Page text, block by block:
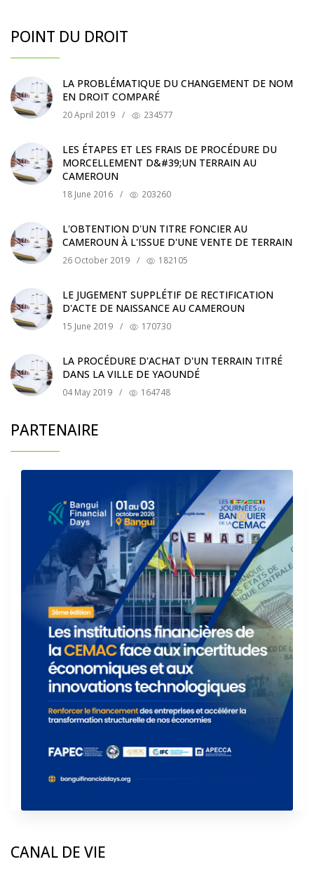
POINT DU DROIT
LA PROBLÉMATIQUE DU CHANGEMENT DE NOM
EN DROIT COMPARÉ
20 April 2019 / 234577
LES ÉTAPES ET LES FRAIS DE PROCÉDURE DU
MORCELLEMENT D&#39;UN TERRAIN AU
CAMEROUN
18 June 2016 / 203260
L'OBTENTION D'UN TITRE FONCIER AU
CAMEROUN À L'ISSUE D'UNE VENTE DE TERRAIN
26 October 2019 / 182105
LE JUGEMENT SUPPLÉTIF DE RECTIFICATION
D'ACTE DE NAISSANCE AU CAMEROUN
15 June 2019 / 170730
LA PROCÉDURE D'ACHAT D'UN TERRAIN TITRÉ
DANS LA VILLE DE YAOUNDÉ
04 May 2019 / 164748
PARTENAIRE
CANAL DE VIE